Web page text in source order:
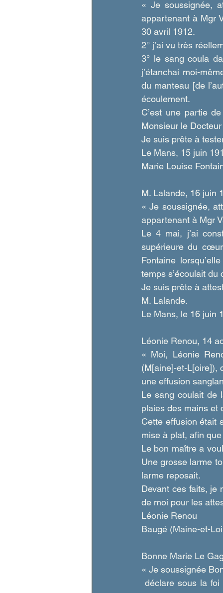
« Je soussignée,
appartenant à Mgr
30 avril 1912.
2° j’ai vu très
3° le sang coula
j’étanchai moi-
du manteau [de
écoulement.
C’est une partie
Monsieur le
Je suis prête à
Le Mans, 15 juin
Marie Louise
M. Lalande, 16 juin
« Je soussignée,
appartenant à Mgr
Le 4 mai, j’ai
supérieure du
Fontaine
temps s’écoulait
Je suis prête à
M. Lalande.
Le Mans, le 16 juin
Léonie Renou, 14
« Moi, Léonie
(M[aine]-et-L[oire]),
une effusion
Le sang coulait de
plaies des mains
Cette effusion était
mise à plat, afin
Le bon maître a
Une grosse larme
larme reposait.
Devant ces faits, je
de moi pour les
Léonie Renou
Baugé (Maine-et-
Bonne Marie Le
« Je soussignée